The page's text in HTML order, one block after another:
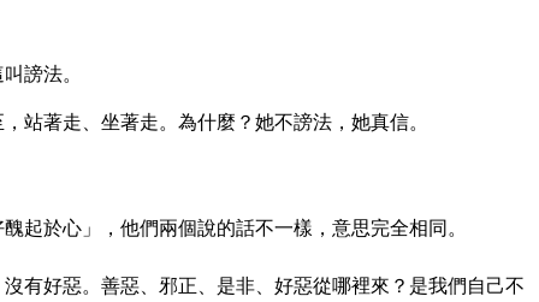
謗法。
站著走、坐著走。為什麼？她不謗法，她真信。
起於心」，他們兩個說的話不一樣，意思完全相同。
有好惡。善惡、邪正、是非、好惡從哪裡來？是我們自己不